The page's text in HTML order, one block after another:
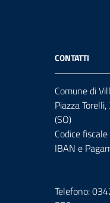
CONTATTI
Comune di
Piazza
(SO)
Codice
IBAN e
Telefono: